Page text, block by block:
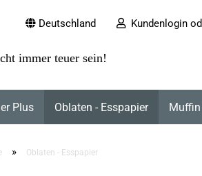
Deutschland Kundenlogin
immer teuer sein!
Plus Oblaten - Esspapier
» Oblaten - Esspapier